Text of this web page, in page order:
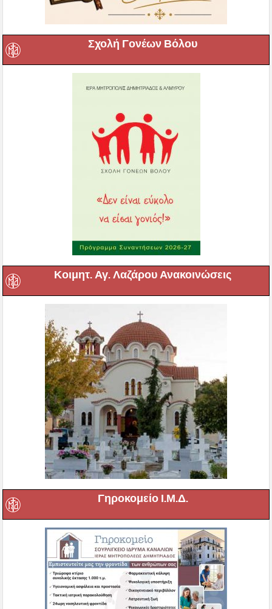
Σχολή Γονέων Βόλου
Κοιμητ. Αγ. Λαζάρου Ανακοινώσεις
Γηροκομείο Ι.Μ.Δ.